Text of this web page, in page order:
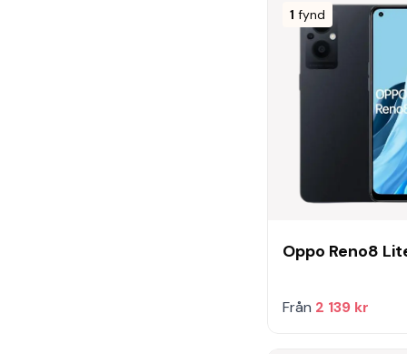
1 fynd
Oppo Reno8
Från 2 139 kr